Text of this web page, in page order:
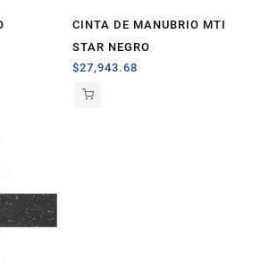
CINTA DE MANUBRIO MTI
STAR NEGRO
$27,943.68